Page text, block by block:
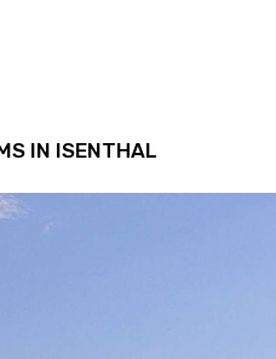
IN ISENTHAL